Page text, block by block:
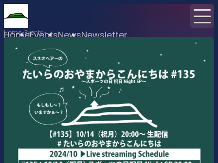
HomeEventsNewsNewsletter
Home Events